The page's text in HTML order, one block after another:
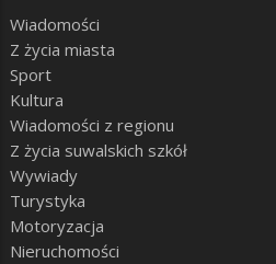
Wiadomości
Z życia miasta
Sport
Kultura
Wiadomości z regionu
Z życia suwalskich szkół
Wywiady
Turystyka
Motoryzacja
Nieruchomości